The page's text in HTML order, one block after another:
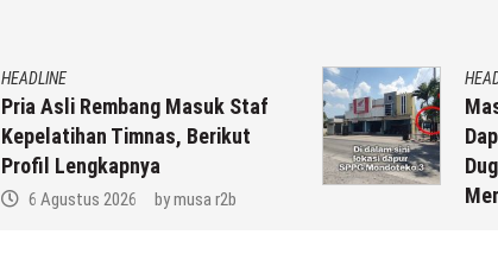
HEADLINE
Pria Asli Rembang Masuk Staf
Kepelatihan Timnas, Berikut
Profil Lengkapnya
6 Agustus 2026 bymusa r2b